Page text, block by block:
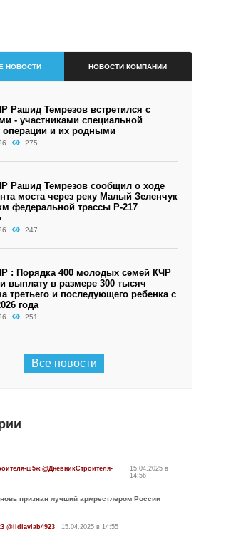
НОВОСТИ НОВОСТИ КОМПАНИИ
Рашид Темрезов встретился с
- участниками специальной
операции и их родными
275
Рашид Темрезов сообщил о ходе
моста через реку Малый Зеленчук
федеральной трассы Р-217
247
: Порядка 400 молодых семей КЧР
выплату в размере 300 тысяч
третьего и последующего ребенка с
года
251
Все новости
ш5ж @ДневникСтроителя-
15.04.2025 в
14:56
признан лучший армрестлером России
@lidiavlab4923 15.04.2025 в 14:55